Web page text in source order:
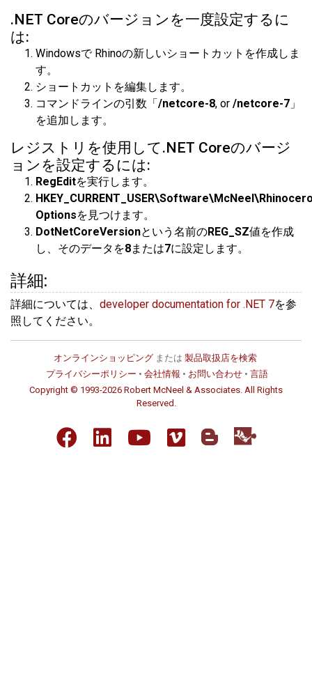
.NET Coreのバージョンを一度設定するに
は:
Windowsで Rhinoの新しいショートカットを作成しま
す。
ショートカットを編集します。
コマンドラインの引数「 /netcore-8, or /netcore-7 」
を追加します。
レジストリを使用して.NET Coreのバージ
ョンを設定するには:
RegEditを実行します。
Optionsを見つけます。
DotNetCoreVersionという名前のREG_SZ値を作成
し、そのデータを8または7に設定します。
詳細:
詳細については、 developer documentation for .NET 7を参
照してください。
オンラインショッピング または 製品取扱店を検索
Copyright © 1993-2026 Robert McNeel & Associates. All Rights
Reserved.
プライバシーポリシー • 会社情報 • お問い合わせ• 言語